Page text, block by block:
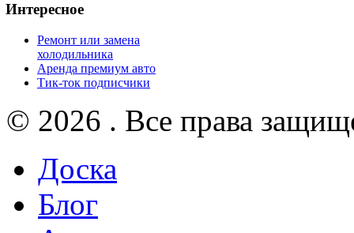
Интересное
Ремонт или замена
холодильника
Аренда премиум авто
Тик-ток подписчики
© 2026 . Все права
Доска
Блог